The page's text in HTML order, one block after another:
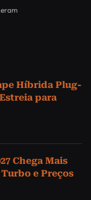
Híbrida Plug-
para
Chega Mais
e Preços